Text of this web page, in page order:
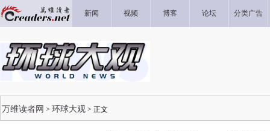
新闻 视频 博客 论坛 分类广告
万维读者网 > 环球大观 > 正文